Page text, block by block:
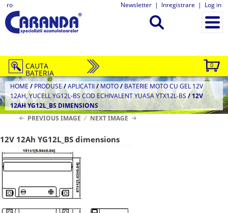
ro Newsletter | Inregistrare | Log in
0
CAUTA
BATERIA
HOME / PRODUSE/APLICATII/MOTO/ BATERIE MOTO CU GEL 12V
12AH, YUCELL YG12L-BS COD ECHIVALENT YUASA YTX12L-BS/12V
12AH YG12L_BS DIMENSIONS
PREVIOUS IMAGE
NEXT IMAGE
12V 12Ah YG12L_BS dimensions